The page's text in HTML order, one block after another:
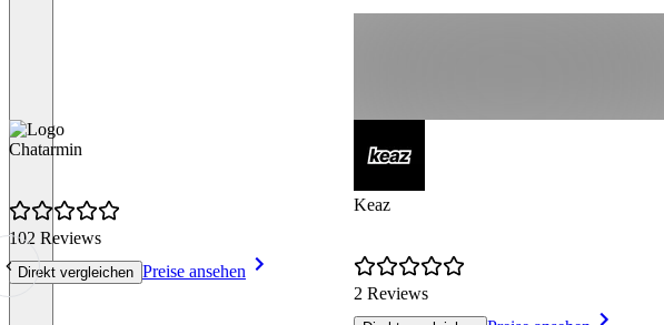
Chatarmin
102 Reviews
Direkt vergleichen Preise ansehen
Keaz
2 Reviews